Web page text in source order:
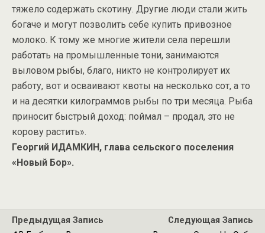
тяжело содержать скотину. Другие люди стали жить
богаче и могут позволить себе купить привозное
молоко. К тому же многие жители села перешли
работать на промышленные тони, занимаются
выловом рыбы, благо, никто не контролирует их
работу, вот и осваивают квоты на несколько сот, а то
и на десятки килограммов рыбы по три месяца. Рыба
приносит быстрый доход: поймал – продал, это не
корову растить».
Георгий ИДАМКИН, глава сельского поселения
«Новый Бор».
Предыдущая Запись
Следующая Запись